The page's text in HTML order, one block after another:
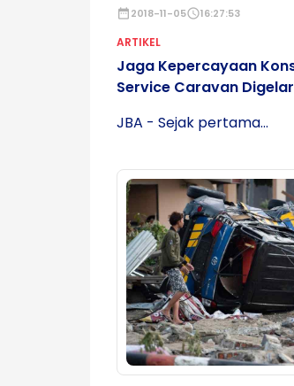
date_range2018-11-05schedule16:27:53
ARTIKEL
Jaga Kepercayaan
Service Caravan Digelar
JBA - Sejak pertama...